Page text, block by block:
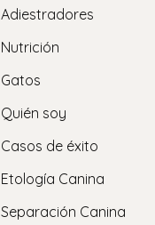
Adiestradores
Nutrición
Gatos
Quién soy
Casos de éxito
Etología Canina
Separación Canina